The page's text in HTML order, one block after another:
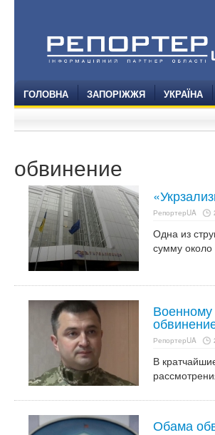
ГОЛОВНА ЗАПОРІЖЖЯ УКРАЇНА
обвинение
РепортерUA
Одна из
сумму
РепортерUA
В
Обама